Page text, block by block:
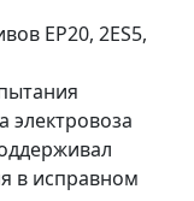
EP20, 2ES5,
электровоза
в исправном